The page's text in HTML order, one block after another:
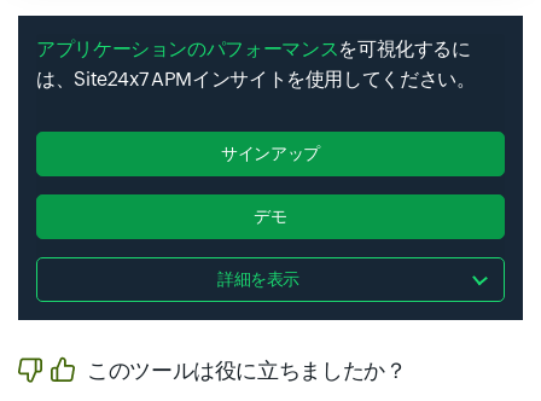
アプリケーションのパフォーマンスを可視化するに
は、Site24x7 APMインサイトを使用してください。
サインアップ
デモ
詳細を表示
このツールは役に立ちましたか？